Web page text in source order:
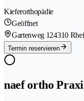
Kieferorthopädie
Geöffnet
Gartenweg 124310
Termin reservieren
naef ortho